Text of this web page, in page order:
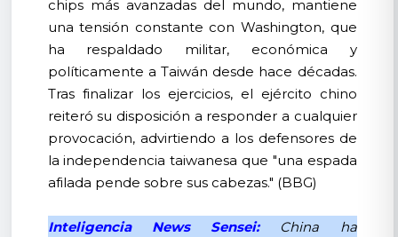
chips más avanzadas del mundo, mantiene
una tensión constante con Washington, que
ha respaldado militar, económica y
políticamente a Taiwán desde hace décadas.
Tras finalizar los ejercicios, el ejército chino
reiteró su disposición a responder a cualquier
provocación, advirtiendo a los defensores de
la independencia taiwanesa que "una espada
afilada pende sobre sus cabezas." (BBG)
Inteligencia News Sensei:China ha